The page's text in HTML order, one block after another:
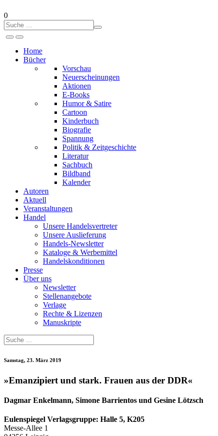
0
Home
Bücher
Vorschau
Neuerscheinungen
Aktionen
E-Books
Humor & Satire
Cartoon
Kinderbuch
Biografie
Spannung
Politik & Zeitgeschichte
Literatur
Sachbuch
Bildband
Kalender
Autoren
Aktuell
Veranstaltungen
Handel
Unsere Handelsvertreter
Unsere Auslieferung
Handels-Newsletter
Kataloge & Werbemittel
Handelskonditionen
Presse
Über uns
Newsletter
Stellenangebote
Verlage
Rechte & Lizenzen
Manuskripte
Samstag, 23. März 2019
»Emanzipiert und stark. Frauen aus der DDR«
Dagmar Enkelmann, Simone Barrientos und Gesine Lötzsch
Eulenspiegel Verlagsgruppe: Halle 5, K205
Messe-Allee 1